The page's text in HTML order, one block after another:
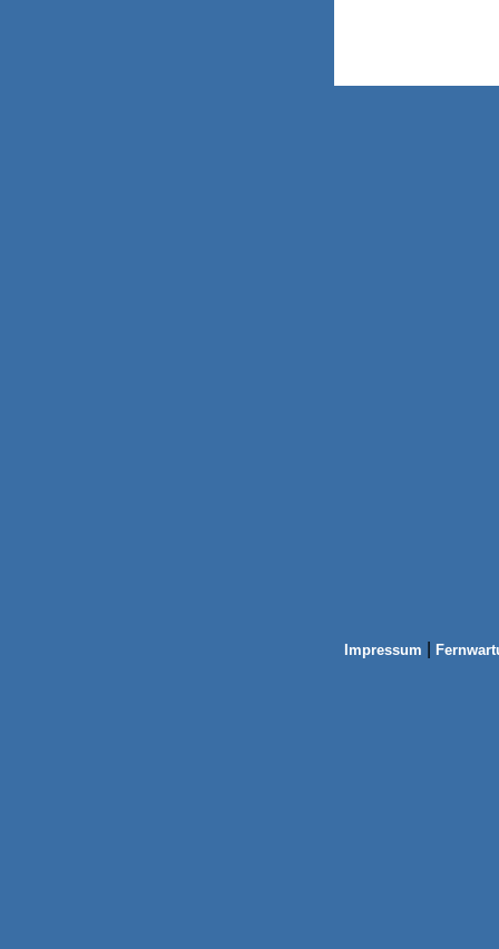
Impressum